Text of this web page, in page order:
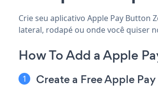
Crie seu aplicativo Apple Pay Button
lateral, rodapé ou onde você quiser
How To Add a Apple
Create a Free Apple